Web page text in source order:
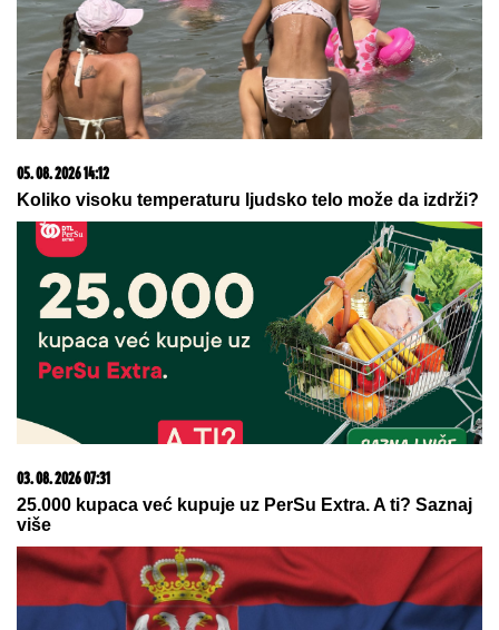
05. 08. 2026 14:12
Koliko visoku temperaturu ljudsko telo može da izdrži?
03. 08. 2026 07:31
25.000 kupaca već kupuje uz PerSu Extra. A ti? Saznaj
više